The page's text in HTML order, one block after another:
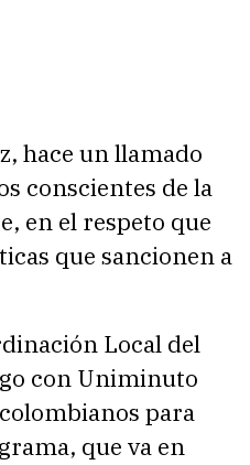
hace un llamado
conscientes de la
en el respeto que
que sancionen a
Local del
con Uniminuto
para
que va en